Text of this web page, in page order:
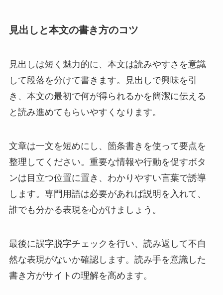
見出しと本文の書き方のコツ
見出しは短く魅力的に、本文は読みやすさを意識
して段落を分けて書きます。見出しで興味を引
き、本文の最初で何が得られるかを簡潔に伝える
と読み進めてもらいやすくなります。
文章は一文を短めにし、箇条書きを使って要点を
整理してください。重要な情報や行動を促すボタ
ンは目立つ位置に置き、わかりやすい言葉で誘導
します。専門用語は必要があれば説明を入れて、
誰でも分かる表現を心がけましょう。
最後に誤字脱字チェックを行い、読み返して不自
然な表現がないか確認します。読み手を意識した
書き方がサイトの理解を高めます。